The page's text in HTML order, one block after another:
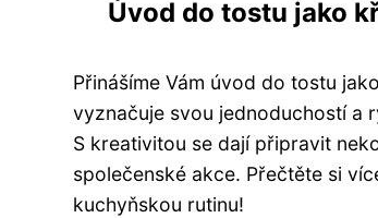
Úvod do tostu jako
Přinášíme Vám úvod do tostu
vyznačuje svou jednoduchostí a
S kreativitou se dají připravit
společenské akce. Přečtěte si
kuchyňskou rutinu!